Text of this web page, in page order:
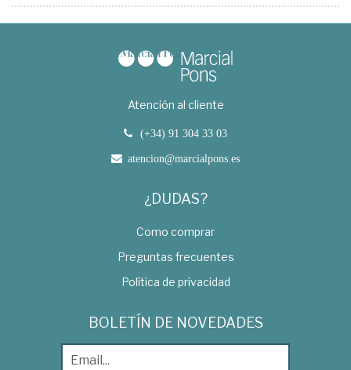
Atención al cliente
(+34) 91 304 33 03
atencion@marcialpons.es
¿DUDAS?
Como comprar
Preguntas frecuentes
Política de privacidad
BOLETÍN DE NOVEDADES